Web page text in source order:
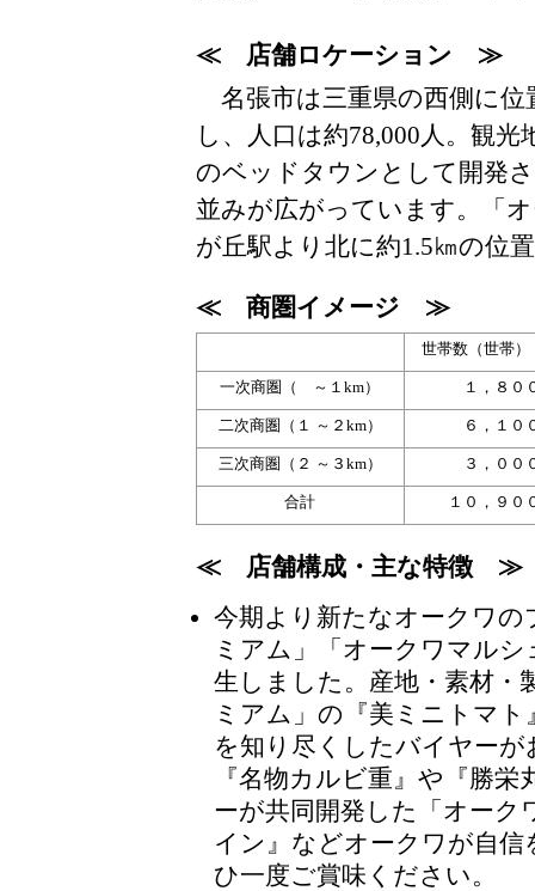
≪ 店舗ロケーション ≫
名張市は三重県の西側に位
し、人口は約78,000人。観
のベッドタウンとして開発
並みが広がっています。「
が丘駅より北に約1.5㎞の位
≪ 商圏イメージ ≫
世帯数（世帯）
一次商圏（ ～１km） １，８０
二次商圏（１ ～２km） ６，１０
三次商圏（２ ～３km） ３，００
合計 １０，９０
≪ 店舗構成・主な特徴 ≫
今期より新たなオークワ
ミアム」「オークワマル
生しました。産地・素材・
ミアム」の『美ミニトマ
を知り尽くしたバイヤー
『名物カルビ重』や『勝
ーが共同開発した「オー
イン』などオークワが自
ひ一度ご賞味ください。